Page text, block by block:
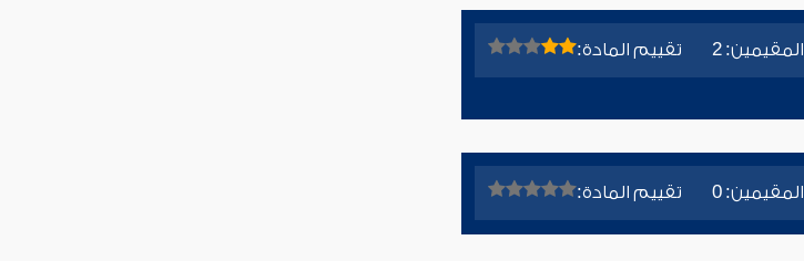
المقيمين: 2 تقييم المادة:
المقيمين: 0 تقييم المادة: